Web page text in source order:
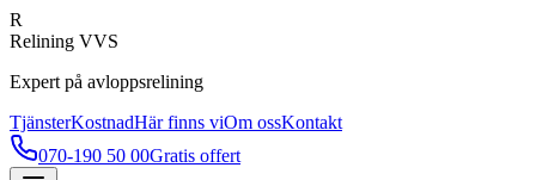
R
Relining VVS
Expert på avloppsrelining
TjänsterKostnadHär finns viOm ossKontakt
070-190 50 00Gratis offert